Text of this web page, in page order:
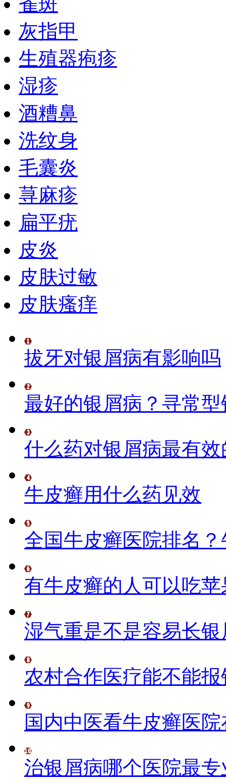
灰指甲
生殖器疱疹
湿疹
酒糟鼻
洗纹身
毛囊炎
荨麻疹
扁平疣
皮炎
皮肤过敏
皮肤瘙痒
拔牙对银屑病有影响吗
最好的银屑病？寻常
什么药对银屑病最有
牛皮癣用什么药见效
全国牛皮癣医院排名
有牛皮癣的人可以吃
湿气重是不是容易长银
农村合作医疗能不能
国内中医看牛皮癣医
治银屑病哪个医院最专